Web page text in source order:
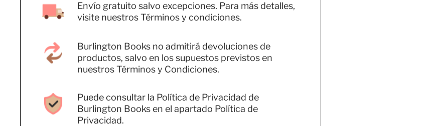
Envío gratuito salvo excepciones. Para más detalles,
visite nuestros Términos y condiciones.
Burlington Books no admitirá devoluciones de
productos, salvo en los supuestos previstos en
nuestros Términos y Condiciones.
Puede consultar la Política de Privacidad de
Burlington Books en el apartado Política de
Privacidad.